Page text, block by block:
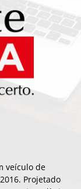
veículo de
Projetado